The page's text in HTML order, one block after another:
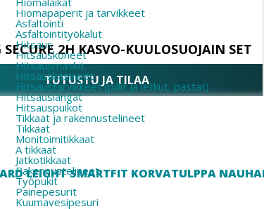
Hiomapaperit ja tarvikkeet
Asfaltointi
Asfaltointityökalut
Hitsaus
Hitsauskoneet
Hitsausmaskit
Hitsauskäsineet
Hitsaustarvikkeet (pillit ja letkut, pastat)
Hitsauslangat
Hitsauspuikot
Tikkaat ja rakennustelineet
Tikkaat
Monitoimitikkaat
A tikkaat
Jatkotikkaat
Rakennustelineet
Työpukit
Painepesurit
Kuumavesipesuri
SECURE 2H KASVO-KUULOSUOJAIN SET
TUTUSTU JA TILAA